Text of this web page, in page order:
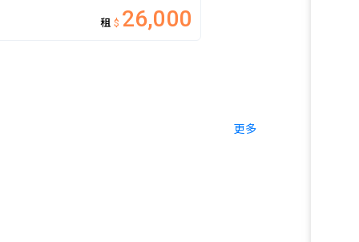
租 $ 26,000
更多